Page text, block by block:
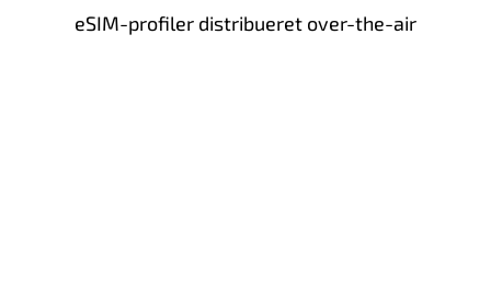
eSIM-profiler distribueret over-the-air